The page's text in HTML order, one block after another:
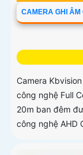
CAMERA GHI
Camera
công nghệ Full
20m ban đêm
công nghệ AHD